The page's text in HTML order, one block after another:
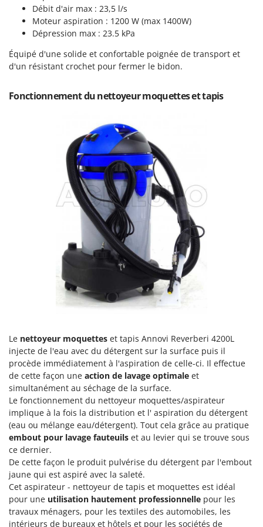
Perches Élagueuses
Pétrins à Spirale
Piscines
Planteuses de pommes de terre pour tracteur
Plateaux de coupe pour tracteur
Plumeuses
Pompes de transfert
Pompes immergées électriques
Postes à souder
Poussoirs à saucisse
Presses à pellets
Pressoirs à fruits
Pressoirs à Raisin
Pulvérisateurs portés
Rampes de chargement en aluminium
Râpes à fromage électriques
Râteaux pour tracteur
Remplisseuses
Robots nettoyeurs de piscine
Robots Tondeuses
Rogneuses de souches
Rouleaux pour tracteur
S
Scies à os
Scies à Ruban
Francini
Gardena
GeoTech
Ginko - MGM
GRAEF
Greenworks
GRIFO
H
Hailo
Helvi
Henx
HiKOKI
Honda
I
Idromatic
Il-Tec
Imperia
Infaco
Intec
Débit d'air max : 23,5 l/s
Moteur aspiration : 1200 W (max 1400W)
Dépression max : 23.5 kPa
Équipé d'une solide et confortable poignée de transport et
d'un résistant crochet pour fermer le bidon.
Fonctionnement du nettoyeur moquettes et tapis
Le nettoyeur moquettes et tapis Annovi Reverberi 4200L
injecte de l'eau avec du détergent sur la surface puis il
procède immédiatement à l'aspiration de celle-ci. Il effectue
de cette façon une action de lavage optimale et
simultanément au séchage de la surface.
Le fonctionnement du nettoyeur moquettes/aspirateur
implique à la fois la distribution et l' aspiration du détergent
(eau ou mélange eau/détergent). Tout cela grâce au pratique
embout pour lavage fauteuils et au levier qui se trouve sous
ce dernier.
De cette façon le produit pulvérise du détergent par l'embout
jaune qui est aspiré avec la saleté.
Cet aspirateur - nettoyeur de tapis et moquettes est idéal
pour une utilisation hautement professionnelle pour les
travaux ménagers, pour les textiles des automobiles, les
intérieurs de bureaux et hôtels et pour les sociétés de